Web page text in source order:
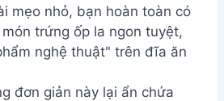
mẹo nhỏ, bạn hoàn toàn có
trứng ốp la ngon tuyệt,
nghệ thuật" trên đĩa ăn
đơn giản này lại ẩn chứa